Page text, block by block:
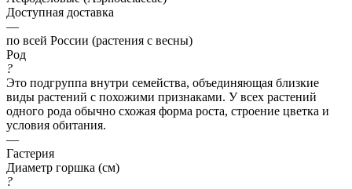
Доступная доставка
—
по всей России (растения с весны)
Род
?
Это подгруппа внутри семейства, объединяющая близкие
виды растений с похожими признаками. У всех растений
одного рода обычно схожая форма роста, строение цветка и
условия обитания.
—
Гастерия
Диаметр горшка (см)
?